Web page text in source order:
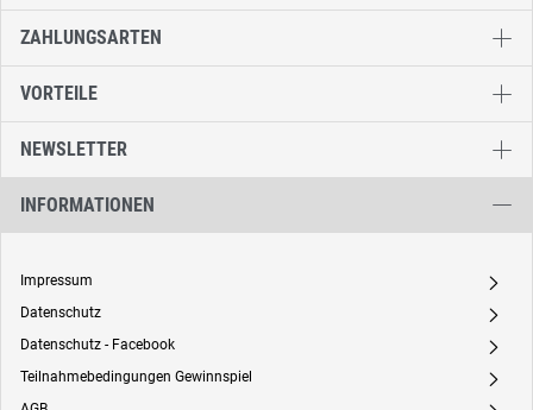
ZAHLUNGSARTEN
VORTEILE
NEWSLETTER
INFORMATIONEN
Impressum A
Datenschutz A
Datenschutz - Facebook A
Teilnahmebedingungen Gewinnspiel A